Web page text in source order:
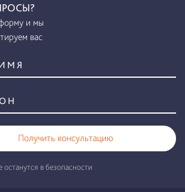
и мы
вас
Получить консультацию
в безопасности